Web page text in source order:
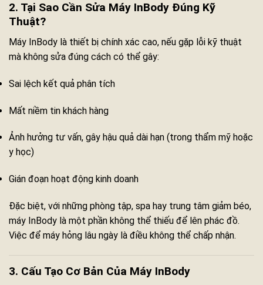
2. Tại Sao Cần Sửa Máy InBody Đúng Kỹ
Thuật?
Máy InBody là thiết bị chính xác cao, nếu gặp lỗi kỹ thuật
mà không sửa đúng cách có thể gây:
Sai lệch kết quả phân tích
Mất niềm tin khách hàng
Ảnh hưởng tư vấn, gây hậu quả dài hạn (trong thẩm mỹ hoặc
y học)
Gián đoạn hoạt động kinh doanh
Đặc biệt, với những phòng tập, spa hay trung tâm giảm béo,
máy InBody là một phần không thể thiếu để lên phác đồ.
Việc để máy hỏng lâu ngày là điều không thể chấp nhận.
3. Cấu Tạo Cơ Bản Của Máy InBody